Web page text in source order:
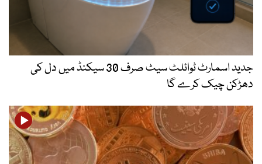
جدید اسمارٹ ٹوائلٹ سیٹ صرف 30 سیکنڈ میں دل کی
دھڑکن چیک کرے گا